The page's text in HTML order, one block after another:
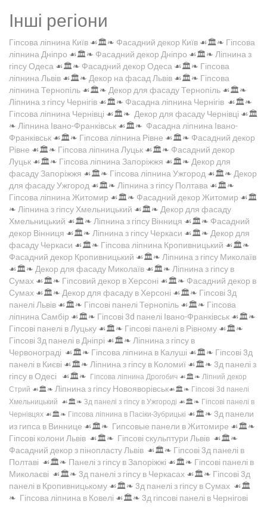
Інші регіони
Гіпсова ліпнина Київ ☙🏛️❧ Фасадний декор Київ ☙🏛️❧ Гіпсова
ліпнина Дніпро ☙🏛️❧ Фасадний декор Дніпро ☙🏛️❧ Ліпнина з
гіпсу Одеса ☙🏛️❧ Фасадний декор Одеса ☙🏛️❧ Гіпсова
ліпнина Львів ☙🏛️❧ Декор на фасад Львів ☙🏛️❧ Гіпсова
ліпнина Тернопіль ☙🏛️❧ Декор для фасаду Тернопіль ☙🏛️❧
Ліпнина з гіпсу Чернігів ☙🏛️❧ Фасадна ліпнина Чернігів ☙🏛️❧
Гіпсова ліпнина Чернівці ☙🏛️❧ Декор для фасаду Чернівці ☙🏛️
❧ Ліпнина Івано-Франківськ ☙🏛️❧ Фасадна ліпнина Івано-
Франківськ ☙🏛️❧ Гіпсова ліпнина Рівне ☙🏛️❧ Фасадний декор
Рівне ☙🏛️❧ Гіпсова ліпнина Луцьк ☙🏛️❧ Фасадний декор
Луцьк ☙🏛️❧ Гіпсова ліпнина Запоріжжя ☙🏛️❧ Декор для
фасаду Запоріжжя ☙🏛️❧ Гіпсова ліпнина Ужгород ☙🏛️❧ Декор
для фасаду Ужгород ☙🏛️❧ Ліпнина з гіпсу Полтава ☙🏛️❧
Гіпсова ліпнина Житомир ☙🏛️❧ Фасадний декор Житомир ☙🏛️
❧ Ліпнина з гіпсу Хмельницький ☙🏛️❧ Декор для фасаду
Хмельницький ☙🏛️❧ Ліпнина з гіпсу Вінниця ☙🏛️❧ Фасадний
декор Вінниця ☙🏛️❧ Ліпнина з гіпсу Черкаси ☙🏛️❧ Декор для
фасаду Черкаси ☙🏛️❧ Гіпсова ліпнина Кропивницький ☙🏛️❧
Фасадний декор Кропивницький ☙🏛️❧ Ліпнина з гіпсу Миколаїв
☙🏛️❧ Декор для фасаду Миколаїв ☙🏛️❧ Ліпнина з гіпсу в
Сумах ☙🏛️❧ Гіпсовий декор в Херсоні ☙🏛️❧ Фасадний декор в
Сумах ☙🏛️❧ Декор для фасаду в Херсоні ☙🏛️❧ Гіпсові 3д
панелі Львів ☙🏛️❧ Гіпсові панелі Тернопіль ☙🏛️❧ Гіпсова
ліпнина Самбір ☙🏛️❧ Гіпсові 3d панелі Івано-Франківськ ☙🏛️❧
Гіпсові панелі в Луцьку ☙🏛️❧ Гіпсові панелі в Рівному ☙🏛️❧
Гіпсові 3д панелі в Дніпрі ☙🏛️❧ Ліпнина з гіпсу в
Червонограді ☙🏛️❧ Гіпсова ліпнина в Калуші ☙🏛️❧ Гіпсові 3д
панелі в Києві ☙🏛️❧ Ліпнина з гіпсу в Коломиї ☙🏛️❧ 3д панелі з
гіпсу в Одесі ☙🏛️❧ Гіпсова ліпнина Дрогобич ☙🏛️❧ Ліпний декор
Стрий ☙🏛️❧ Ліпнина з гіпсу Новояворівськ☙🏛️❧ Гіпсові 3d панелі
Хмельницький ☙🏛️❧ 3д панелі з гіпсу в Ужгороді ☙🏛️❧ Гіпсові панелі в
Чернівцях ☙🏛️❧ Гіпсова ліпнина в Пасіки-Зубрицькі ☙🏛️❧ 3д панели
из гипса в Виннице ☙🏛️❧ Гипсовые панели в Житомире ☙🏛️❧
Гіпсові колони Львів ☙🏛️❧ Гіпсові скульптури Львів ☙🏛️❧
Фасадний декор з пінопласту Львів ☙🏛️❧ Гіпсові 3д панелі в
Полтаві ☙🏛️❧ Панелі з гіпсу в Запоріжжі ☙🏛️❧ Гіпсові панелі в
Миколаєві ☙🏛️❧ 3д панелі з гіпсу в Черкасах ☙🏛️❧ Гіпсові 3д
панелі в Кропивницькому ☙🏛️❧ 3д панелі з гіпсу в Сумах ☙🏛️
❧ Гіпсова ліпнина в Ковелі ☙🏛️❧ 3д гіпсові панелі в Чернігові